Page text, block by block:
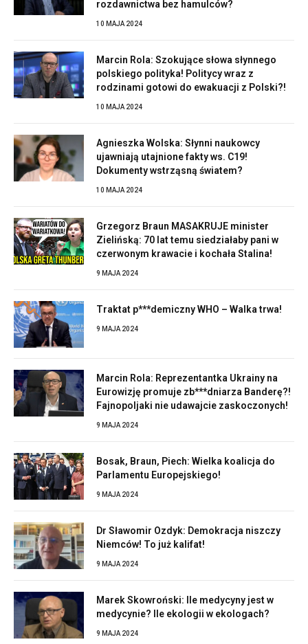
rozdawnictwa bez hamulców?
10 MAJA 2024
Marcin Rola: Szokujące słowa słynnego
polskiego polityka! Politycy wraz z
rodzinami gotowi do ewakuacji z Polski?!
10 MAJA 2024
Agnieszka Wolska: Słynni naukowcy
ujawniają utajnione fakty ws. C19!
Dokumenty wstrząsną światem?
10 MAJA 2024
Grzegorz Braun MASAKRUJE minister
Zielińską: 70 lat temu siedziałaby pani w
czerwonym krawacie i kochała Stalina!
9 MAJA 2024
Traktat p***demiczny WHO – Walka trwa!
9 MAJA 2024
Marcin Rola: Reprezentantka Ukrainy na
Eurowizję promuje zb***dniarza Banderę?!
Fajnopoljaki nie udawajcie zaskoczonych!
9 MAJA 2024
Bosak, Braun, Piech: Wielka koalicja do
Parlamentu Europejskiego!
9 MAJA 2024
Dr Sławomir Ozdyk: Demokracja niszczy
Niemców! To już kalifat!
9 MAJA 2024
Marek Skowroński: Ile medycyny jest w
medycynie? Ile ekologii w ekologach?
9 MAJA 2024